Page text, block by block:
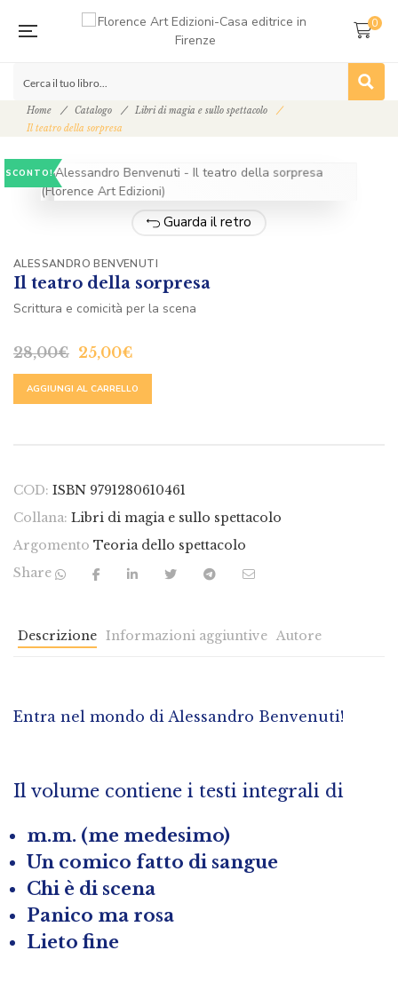
0
Home Catalogo
Libri di magia e sullo spettacolo
Il teatro della sorpresa
SCONTO!
Guarda il retro
ALESSANDRO BENVENUTI
Il teatro della sorpresa
Scrittura e comicità per la scena
28,00€ 25,00€
AGGIUNGI AL CARRELLO
COD: ISBN 9791280610461
Collana: Libri di magia e sullo spettacolo
Argomento Teoria dello spettacolo
Share
Descrizione Informazioni aggiuntive Autore
Entra nel mondo di Alessandro Benvenuti!
Il volume contiene i testi integrali di
m.m. (me medesimo)
Un comico fatto di sangue
Chi è di scena
Panico ma rosa
Lieto fine